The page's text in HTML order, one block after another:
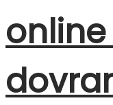
online